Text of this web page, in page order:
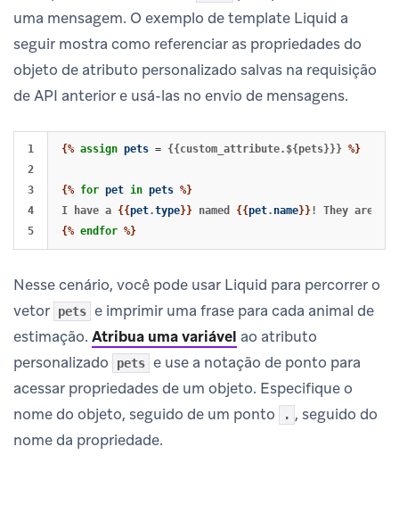
uma mensagem. O exemplo de template Liquid a
seguir mostra como referenciar as propriedades do
objeto de atributo personalizado salvas na requisição
de API anterior e usá-las no envio de mensagens.
1
2
3
4
{% assign pets = {{custom_attribute.${pets}}} %}
{% for pet in pets %}
I have a {{pet.type}} named {{pet. name}}! They are a
{% endfor %}
Nesse cenário, você pode usar Liquid para percorrer o
vetor
pets e imprimir uma frase para cada animal de
estimação. Atribua uma variável ao atributo
personalizado
pets e use a notação de ponto para
acessar propriedades de um objeto. Especifique o
nome do objeto, seguido de um ponto
. , seguido do
nome da propriedade.